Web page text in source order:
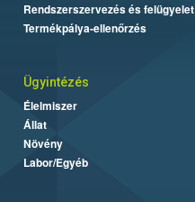
Rendszerszervezés és felügyelet
Termékpálya-ellenőrzés
Ügyintézés
Élelmiszer
Állat
Növény
Labor/Egyéb